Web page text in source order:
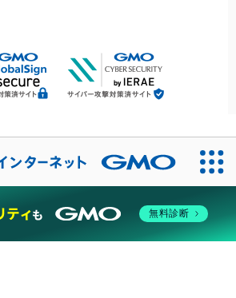
無料診断